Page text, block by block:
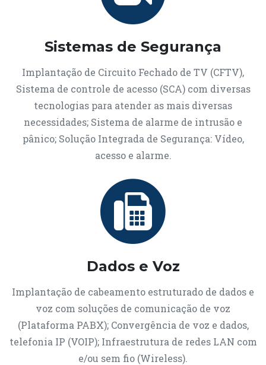
Sistemas de Segurança
Implantação de Circuito Fechado de TV (CFTV),
Sistema de controle de acesso (SCA) com diversas
tecnologias para atender as mais diversas
necessidades; Sistema de alarme de intrusão e
pânico; Solução Integrada de Segurança: Vídeo,
acesso e alarme.
Dados e Voz
Implantação de cabeamento estruturado de dados e
voz com soluções de comunicação de voz
(Plataforma PABX); Convergência de voz e dados,
telefonia IP (VOIP); Infraestrutura de redes LAN com
e/ou sem fio (Wireless).